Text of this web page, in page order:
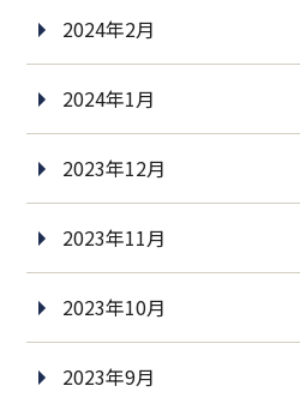
2024年2月
2024年1月
2023年12月
2023年11月
2023年10月
2023年9月